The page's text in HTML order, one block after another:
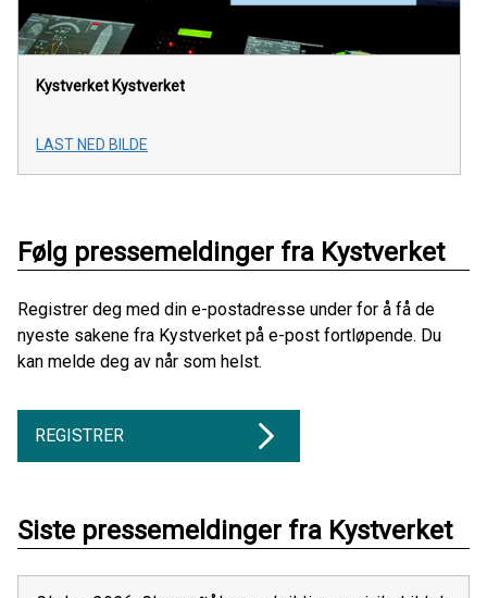
Kystverket Kystverket
LAST NED BILDE
Følg pressemeldinger fra Kystverket
Registrer deg med din e-postadresse under for å få de
nyeste sakene fra Kystverket på e-post fortløpende. Du
kan melde deg av når som helst.
REGISTRER
Siste pressemeldinger fra Kystverket